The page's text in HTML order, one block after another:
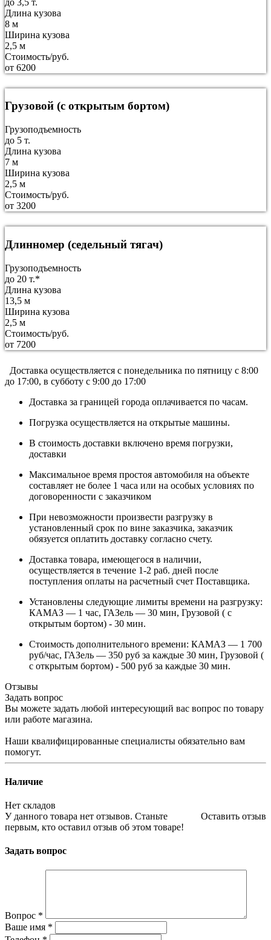
Длина кузова
8 м
Ширина кузова
2,5 м
Стоимость/руб.
от 6200
Грузовой (с открытым бортом)
Грузоподъемность
до 5 т.
Длина кузова
7 м
Ширина кузова
2,5 м
Стоимость/руб.
от 3200
Длинномер (седельный тягач)
Грузоподъемность
до 20 т.*
Длина кузова
13,5 м
Ширина кузова
2,5 м
Стоимость/руб.
от 7200
Доставка осуществляется c понедельника по пятницу с 8:00
до 17:00, в субботу с 9:00 до 17:00
Доставка за границей города оплачивается по часам.
Погрузка осуществляется на открытые машины.
В стоимость доставки включено время погрузки,
доставки
Максимальное время простоя автомобиля на объекте
составляет не более 1 часа или на особых условиях по
договоренности с заказчиком
При невозможности произвести разгрузку в
установленный срок по вине заказчика, заказчик
обязуется оплатить доставку согласно счету.
Доставка товара, имеющегося в наличии,
осуществляется в течение 1-2 раб. дней после
поступления оплаты на расчетный счет Поставщика.
Установлены следующие лимиты времени на разгрузку:
КАМАЗ — 1 час, ГАЗель — 30 мин, Грузовой ( с
открытым бортом) - 30 мин.
Стоимость дополнительного времени: КАМАЗ — 1 700
руб/час, ГАЗель — 350 руб за каждые 30 мин, Грузовой (
с открытым бортом) - 500 руб за каждые 30 мин.
Отзывы
Задать вопрос
Вы можете задать любой интересующий вас вопрос по товару
или работе магазина.
Наши квалифицированные специалисты обязательно вам
помогут.
Наличие
Нет складов
Оставить отзыв
У данного товара нет отзывов. Станьте
первым, кто оставил отзыв об этом товаре!
Задать вопрос
Вопрос *
Ваше имя *